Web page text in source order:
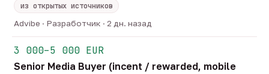
из открытых источников
Advibe · Разработчик · 2 дн. назад
3 000–5 000 EUR
Senior Media Buyer (incent / rewarded, mobile